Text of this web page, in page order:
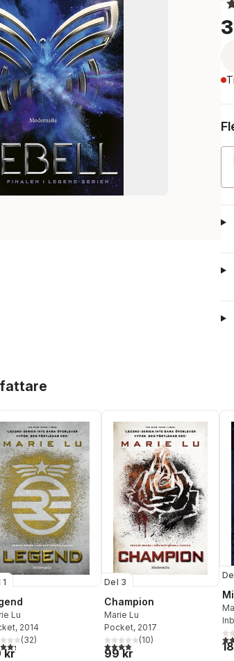
Lu
, 2014
5 stjärnor. Totalt antal röster:
(32)
kr
Del 3
Champion
Marie Lu
Pocket, 2017
3,9utav 5 stjärnor. Totalt antal
(10)
99 kr
4,2